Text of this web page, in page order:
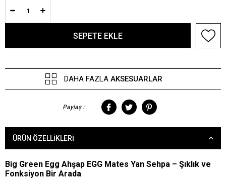
DAHA FAZLA AKSESUARLAR
Paylaş :
ÜRÜN ÖZELLIKLERI
Big Green Egg Ahşap EGG Mates Yan Sehpa – Şıklık ve
Fonksiyon Bir Arada